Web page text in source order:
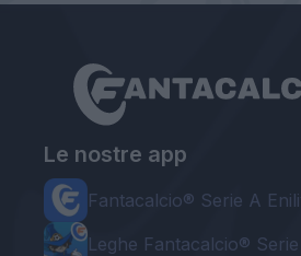
Le nostre app
Fantacalcio® Serie A
Leghe Fantacalcio®